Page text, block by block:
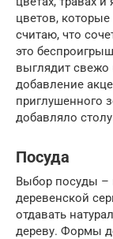
цветов,
считаю, что
это
выглядит свежо
добавление
приглушенного
добавляло
Посуда
Выбор посуды –
деревенской
отдавать
дереву. Формы